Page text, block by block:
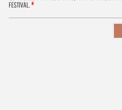
FESTIVAL.*